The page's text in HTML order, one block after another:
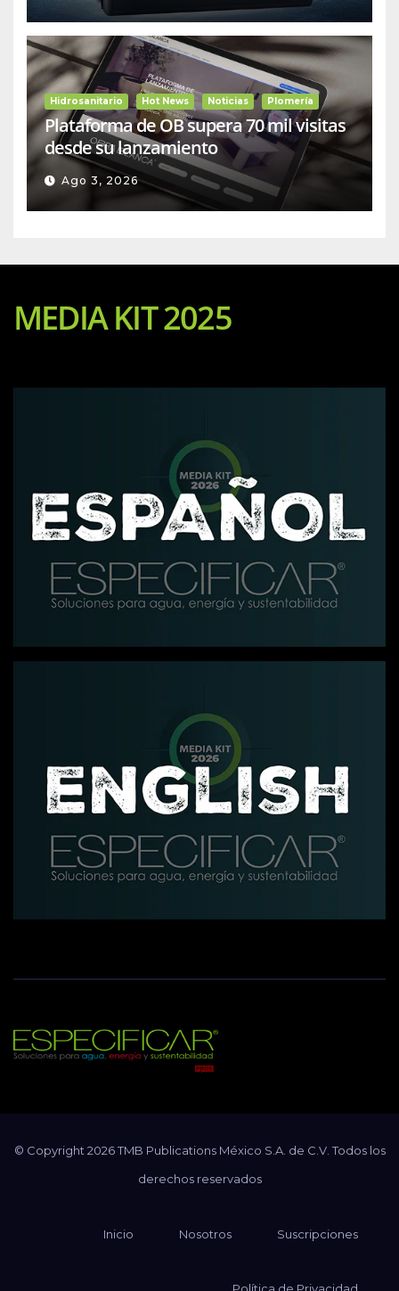
Hidrosanitario Hot News Noticias Plomería
Plataforma de OB supera 70 mil visitas
desde su lanzamiento
Ago 3, 2026
MEDIA KIT 2025
Revista Especificar
© Copyright 2026 TMB Publications México S.A. de C.V. Todos los
derechos reservados
Inicio Nosotros Suscripciones